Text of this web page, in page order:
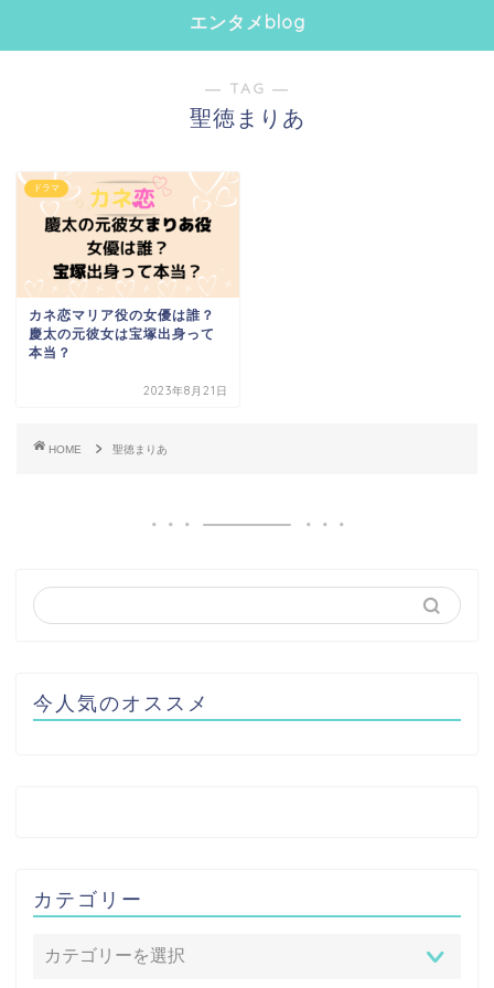
エンタメblog
― TAG ―
聖徳まりあ
ドラマ
カネ恋マリア役の女優は誰？
慶太の元彼女は宝塚出身って
本当？
2023年8月21日
HOME 聖徳まりあ
今人気のオススメ
カテゴリー